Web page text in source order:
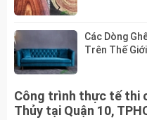
Các Dòng
Trên Thế Giới
Công trình thực tế thi
Thủy tại Quận 10,